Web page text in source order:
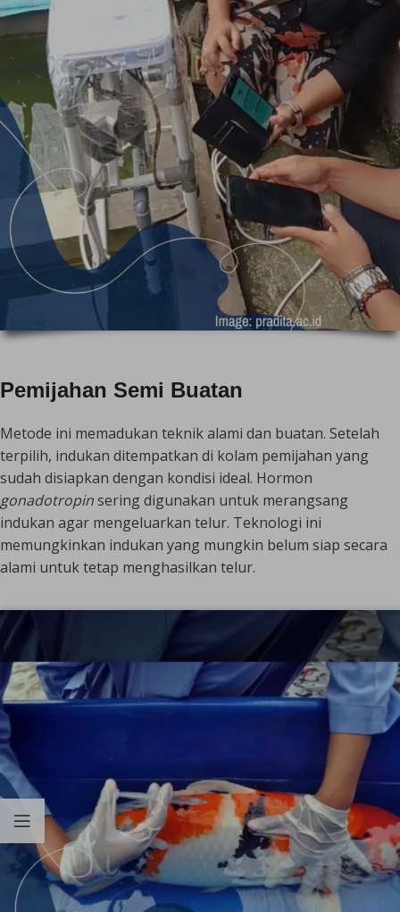
Pemijahan Semi Buatan
Metode ini memadukan teknik alami dan buatan. Setelah
terpilih, indukan ditempatkan di kolam pemijahan yang
sudah disiapkan dengan kondisi ideal. Hormon
gonadotropinsering digunakan untuk merangsang
indukan agar mengeluarkan telur. Teknologi ini
memungkinkan indukan yang mungkin belum siap secara
alami untuk tetap menghasilkan telur.